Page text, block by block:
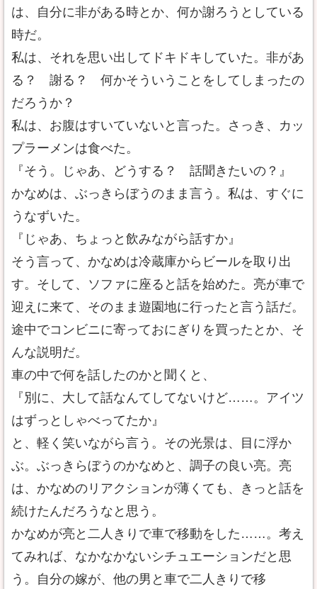
は、自分に非がある時とか、何か謝ろうとしている
時だ。
私は、それを思い出してドキドキしていた。非があ
る？ 謝る？ 何かそういうことをしてしまったの
だろうか？
私は、お腹はすいていないと言った。さっき、カッ
プラーメンは食べた。
『そう。じゃあ、どうする？ 話聞きたいの？』
かなめは、ぶっきらぼうのまま言う。私は、すぐに
うなずいた。
『じゃあ、ちょっと飲みながら話すか』
そう言って、かなめは冷蔵庫からビールを取り出
す。そして、ソファに座ると話を始めた。亮が車で
迎えに来て、そのまま遊園地に行ったと言う話だ。
途中でコンビニに寄っておにぎりを買ったとか、そ
んな説明だ。
車の中で何を話したのかと聞くと、
『別に、大して話なんてしてないけど……。アイツ
はずっとしゃべってたか』
と、軽く笑いながら言う。その光景は、目に浮か
ぶ。ぶっきらぼうのかなめと、調子の良い亮。亮
は、かなめのリアクションが薄くても、きっと話を
続けたんだろうなと思う。
かなめが亮と二人きりで車で移動をした……。考え
てみれば、なかなかないシチュエーションだと思
う。自分の嫁が、他の男と車で二人きりで移